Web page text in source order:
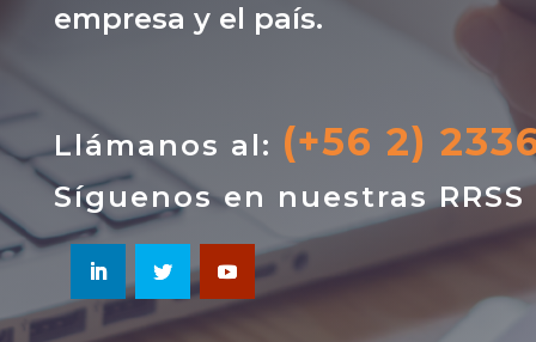
empresa y el país.
Llámanos al: (+56 2)
Síguenos en nuestras RRSS